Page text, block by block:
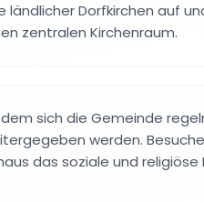
ländlicher Dorfkirchen auf
zentralen Kirchenraum.
dem sich die Gemeinde
werden.
das soziale und religiöse